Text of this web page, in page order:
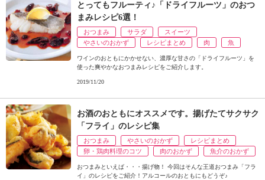
な
の
き
ょ
う
理
」
とってもフルーティ♪「ドライフルーツ」のおつ
まみレシピ6選！
おつまみ サラダ
スイーツ
やさいのおかず
レシピまとめ 肉 魚
ワインのおともにかかせない、濃厚な甘さの「ドライフルーツ」を
使った爽やかなおつまみレシピをご紹介します。
2019/11/20
お酒のおともにオススメです。揚げたてサクサク
「フライ」のレシピ集
おつまみ やさいのおかず
レシピまとめ
卵・鶏肉料理のコツ
肉のおかず 魚介のおかず
おつまみといえば・・・揚げ物！ 今回はそんな王道おつまみ「フラ
イ」のレシピをご紹介！アルコールのおともにもどうぞ♪